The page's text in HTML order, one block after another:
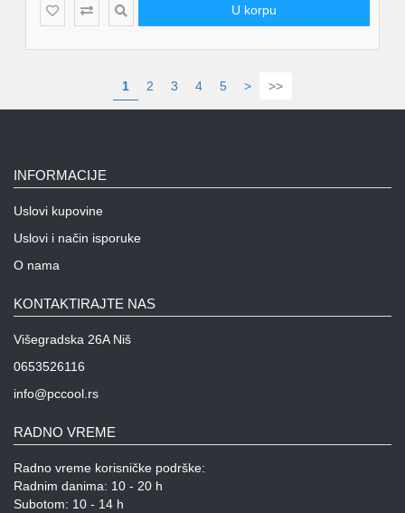
U korpu
1 2 3 4 5 > >>
INFORMACIJE
Uslovi kupovine
Uslovi i način isporuke
O nama
KONTAKTIRAJTE NAS
Višegradska 26A Niš
0653526116
info@pccool.rs
RADNO VREME
Radno vreme korisničke podrške:
Radnim danima: 10 - 20 h
Subotom: 10 - 14 h